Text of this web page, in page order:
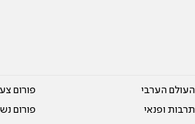
העולם הערבי
תרבות ופנאי
פורום
פורום